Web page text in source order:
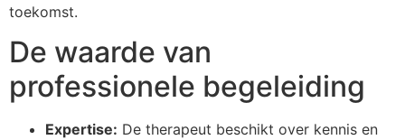
toekomst.
De waarde van
professionele begeleiding
Expertise: De therapeut beschikt over kennis en